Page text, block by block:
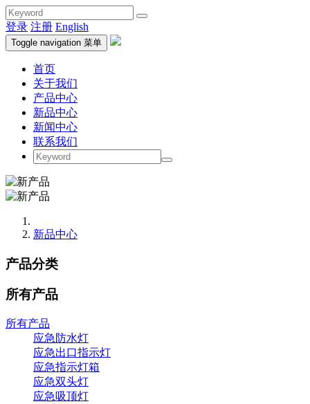
登录 注册 English
Toggle navigation 菜单
首页
关于我们
产品中心
新品中心
新闻中心
联系我们
新品中心
产品分类
所有产品
所有产品
应急防水灯
应急出口指示灯
应急指示灯箱
应急双头灯
应急吸顶灯